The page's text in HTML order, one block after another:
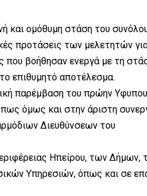
και ομόθυμη στάση του
προτάσεις των μελετητών
βοήθησαν ενεργά με τη
επιθυμητό αποτέλεσμα.
παρέμβαση του πρώην
όμως και στην άριστη
Διευθύνσεων του
Ηπείρου, των
Υπηρεσιών, όπως και σε